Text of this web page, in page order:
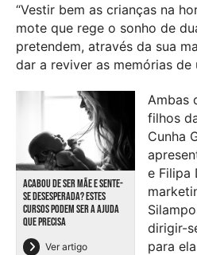
“Vestir bem as crianças na
mote que rege o sonho de
pretendem, através da sua
dar a reviver as memórias de
ACABOU DE SER MÃE E SENTE-
SE DESESPERADA? ESTES
CURSOS PODEM SER A AJUDA
QUE PRECISA
Ver artigo
Ambas
filhos
Cunha
e Filipa
dirigir-
para